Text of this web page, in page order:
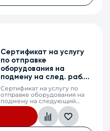
Сертификат на услугу
по отправке
оборудования на
подмену на след. раб.
день, SMG-200, 2г.
Сертификат на услугу по
отправке оборудования на
подмену на следующий
рабочий день (next business
day shipping) в случае выхода
из строя оборудования, SMG-
200, 2 календарных года